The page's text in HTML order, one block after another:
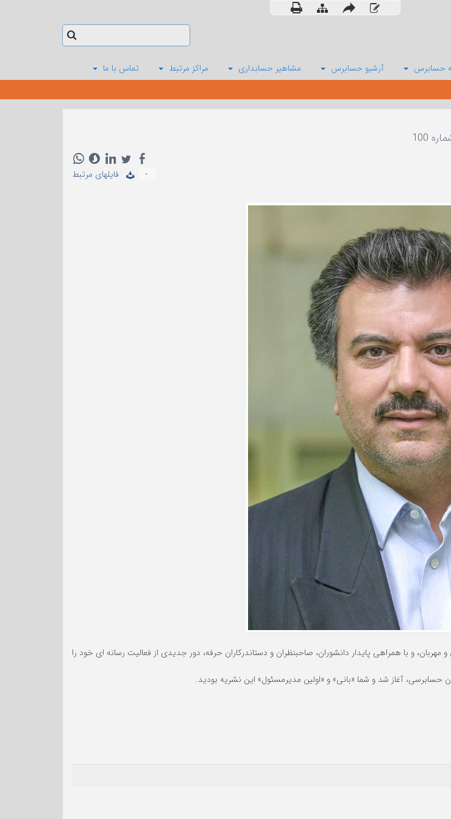
حسابرس آرشیو حسابرس مشاهیر حسابداری مراکز مرتبط تماس با ما
100
-
فایلهای مرتبط
یاری خداوند خالق و مهربان، و با همراهی پایدار دانشوران، صاحبنظران و دستاندرکاران حرفه، دور جدیدی از فعالیت رسانه ای خود را
آغاز شد و شما «بانی» و «اولین مدیرمسئول» این نشریه بودید.